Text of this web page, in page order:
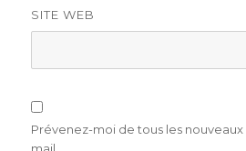
SITE WEB
Prévenez-moi de tous les